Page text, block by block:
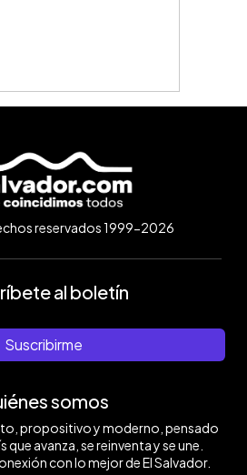
reservados 1999-2026
al boletín
Suscribirme
somos
propositivo y moderno, pensado
que avanza, se reinventa y se une.
con lo mejor de El Salvador.